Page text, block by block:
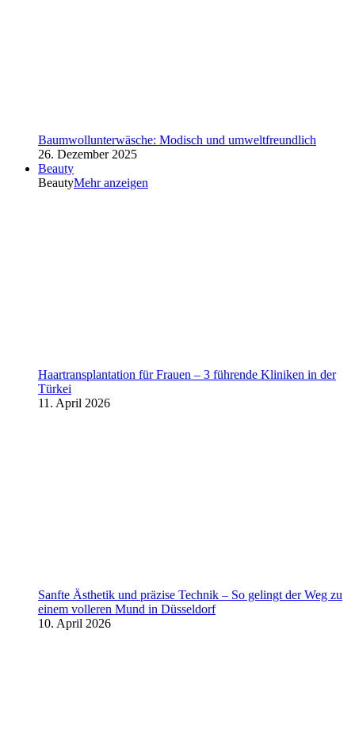
Baumwollunterwäsche: Modisch und umweltfreundlich
26. Dezember 2025
Beauty
BeautyMehr anzeigen
Haartransplantation für Frauen – 3 führende Kliniken in der
Türkei
11. April 2026
Sanfte Ästhetik und präzise Technik – So gelingt der Weg zu
einem volleren Mund in Düsseldorf
10. April 2026